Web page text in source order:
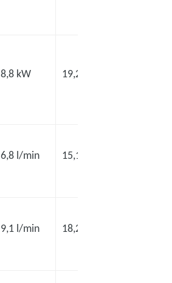
8,8 kW 19,2 kW
6,8 l/min 15,1 l/min
9,1 l/min 18,2 l/min